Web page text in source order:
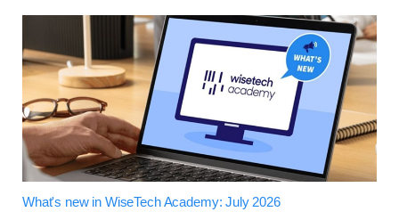
What's new in WiseTech Academy: July 2026